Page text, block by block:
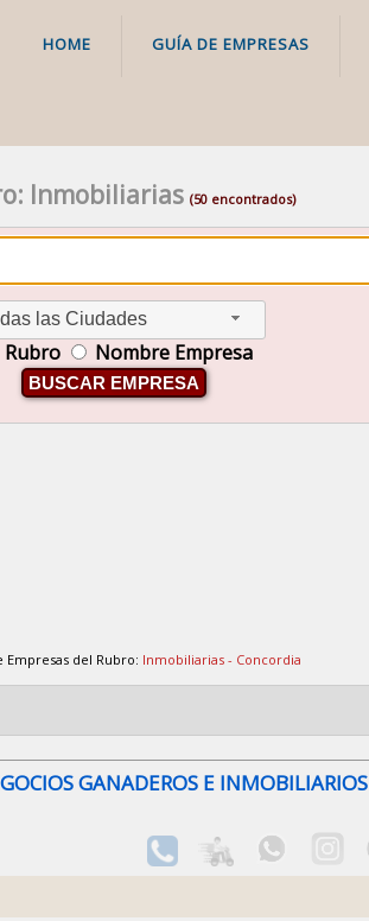
HOME GUÍA DE EMPRESAS
Inmobiliarias(50 encontrados)
las Ciudades
Rubro Nombre Empresa
BUSCAR EMPRESA
Empresas del Rubro: Inmobiliarias - Concordia
GANADEROS E INMOBILIARIOS